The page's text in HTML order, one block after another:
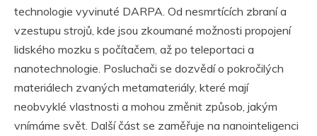
technologie vyvinuté DARPA. Od nesmrtících zbraní a
vzestupu strojů, kde jsou zkoumané možnosti propojení
lidského mozku s počítačem, až po teleportaci a
nanotechnologie. Posluchači se dozvědí o pokročilých
materiálech zvaných metamateriály, které mají
neobvyklé vlastnosti a mohou změnit způsob, jakým
vnímáme svět. Další část se zaměřuje na nanointeligenci